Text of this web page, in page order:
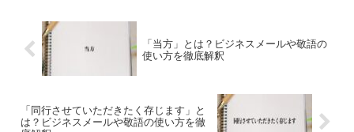
「当方」とは？ビジネスメールや敬語の
使い方を徹底解釈
「同行させていただきたく存じます」と
は？ビジネスメールや敬語の使い方を徹